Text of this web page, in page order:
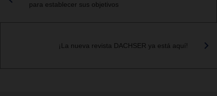
para establecer sus objetivos
¡La nueva revista DACHSER ya está aquí!